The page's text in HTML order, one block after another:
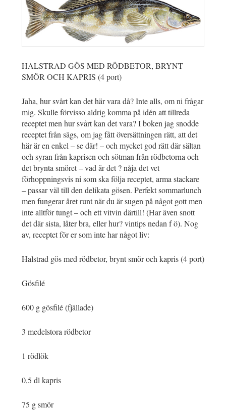
HALSTRAD GÖS MED RÖDBETOR, BRYNT
SMÖR OCH KAPRIS (4 port)
Jaha, hur svårt kan det här vara då? Inte alls, om ni frågar
mig. Skulle förvisso aldrig komma på idén att tillreda
receptet men hur svårt kan det vara? I boken jag snodde
receptet från sägs, om jag fått översättningen rätt, att det
här är en enkel – se där! – och mycket god rätt där sältan
och syran från kaprisen och sötman från rödbetorna och
det brynta smöret – vad är det ? nåja det vet
förhoppningsvis ni som ska följa receptet, arma stackare
– passar väl till den delikata gösen. Perfekt sommarlunch
men fungerar året runt när du är sugen på något gott men
inte alltför tungt – och ett vitvin därtill! (Har även snott
det där sista, låter bra, eller hur? vintips nedan f ö). Nog
av, receptet för er som inte har något liv:
Halstrad gös med rödbetor, brynt smör och kapris (4 port)
Gösfilé
600 g gösfilé (fjällade)
3 medelstora rödbetor
1 rödlök
0,5 dl kapris
75 g smör